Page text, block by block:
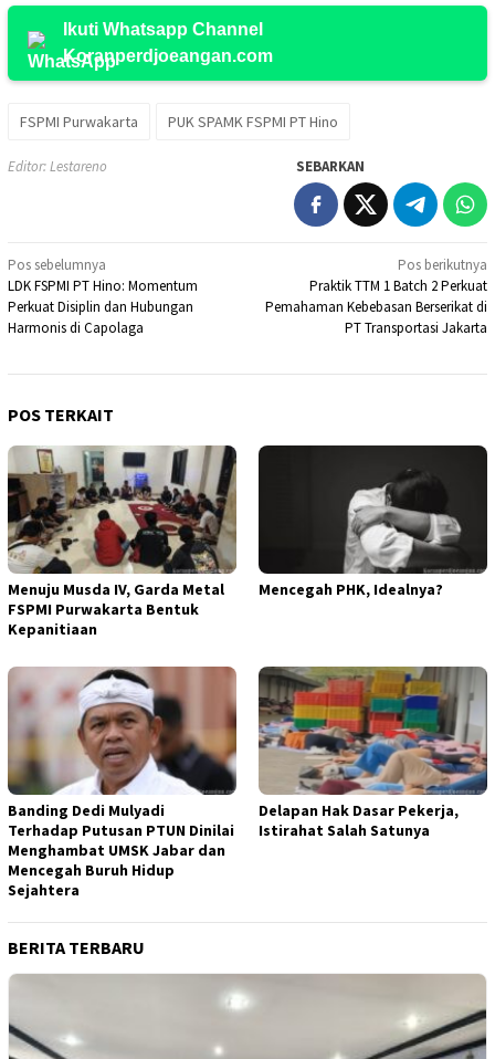
Ikuti Whatsapp Channel
Koranperdjoeangan.com
FSPMI Purwakarta PUK SPAMK FSPMI PT Hino
Editor: Lestareno SEBARKAN
Navigasi
pos
Pos sebelumnya
LDK FSPMI PT Hino: Momentum
Perkuat Disiplin dan Hubungan
Harmonis di Capolaga
Pos berikutnya
Praktik TTM 1 Batch 2 Perkuat
Pemahaman Kebebasan Berserikat di
PT Transportasi Jakarta
POS TERKAIT
Menuju Musda IV, Garda Metal
FSPMI Purwakarta Bentuk
Kepanitiaan
Mencegah PHK, Idealnya?
Banding Dedi Mulyadi
Terhadap Putusan PTUN Dinilai
Menghambat UMSK Jabar dan
Mencegah Buruh Hidup
Sejahtera
Delapan Hak Dasar Pekerja,
Istirahat Salah Satunya
BERITA TERBARU